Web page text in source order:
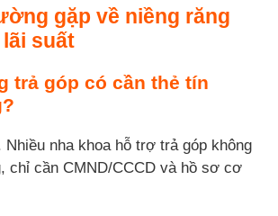
gặp về niềng răng
suất
trả góp có cần thẻ tín
Nhiều nha khoa hỗ trợ trả góp không
chỉ cần CMND/CCCD và hồ sơ cơ